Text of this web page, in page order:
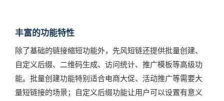
丰富的功能特性
除了基础的链接缩短功能外，先风短链还提供批量创建、
自定义后缀、二维码生成、访问统计、推广模板等高级功
能。批量创建功能特别适合电商大促、活动推广等需要大
量短链接的场景；自定义后缀功能让用户可以设置有意义